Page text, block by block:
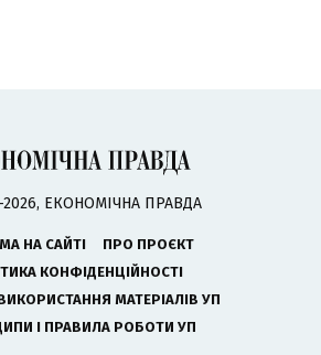
2026, ЕКОНОМІЧНА ПРАВДА
НА САЙТІ
ПРО ПРОЄКТ
КОНФІДЕНЦІЙНОСТІ
МАТЕРІАЛІВ УП
І ПРАВИЛА РОБОТИ УП